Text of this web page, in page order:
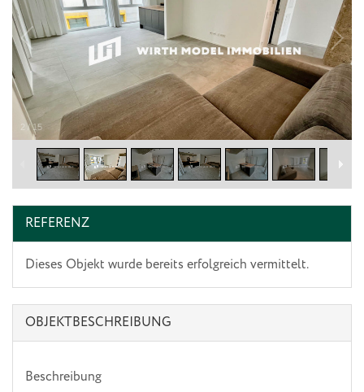
2 /15
REFERENZ
Dieses Objekt wurde bereits erfolgreich vermittelt.
OBJEKT­BESCHREIBUNG
Beschreibung